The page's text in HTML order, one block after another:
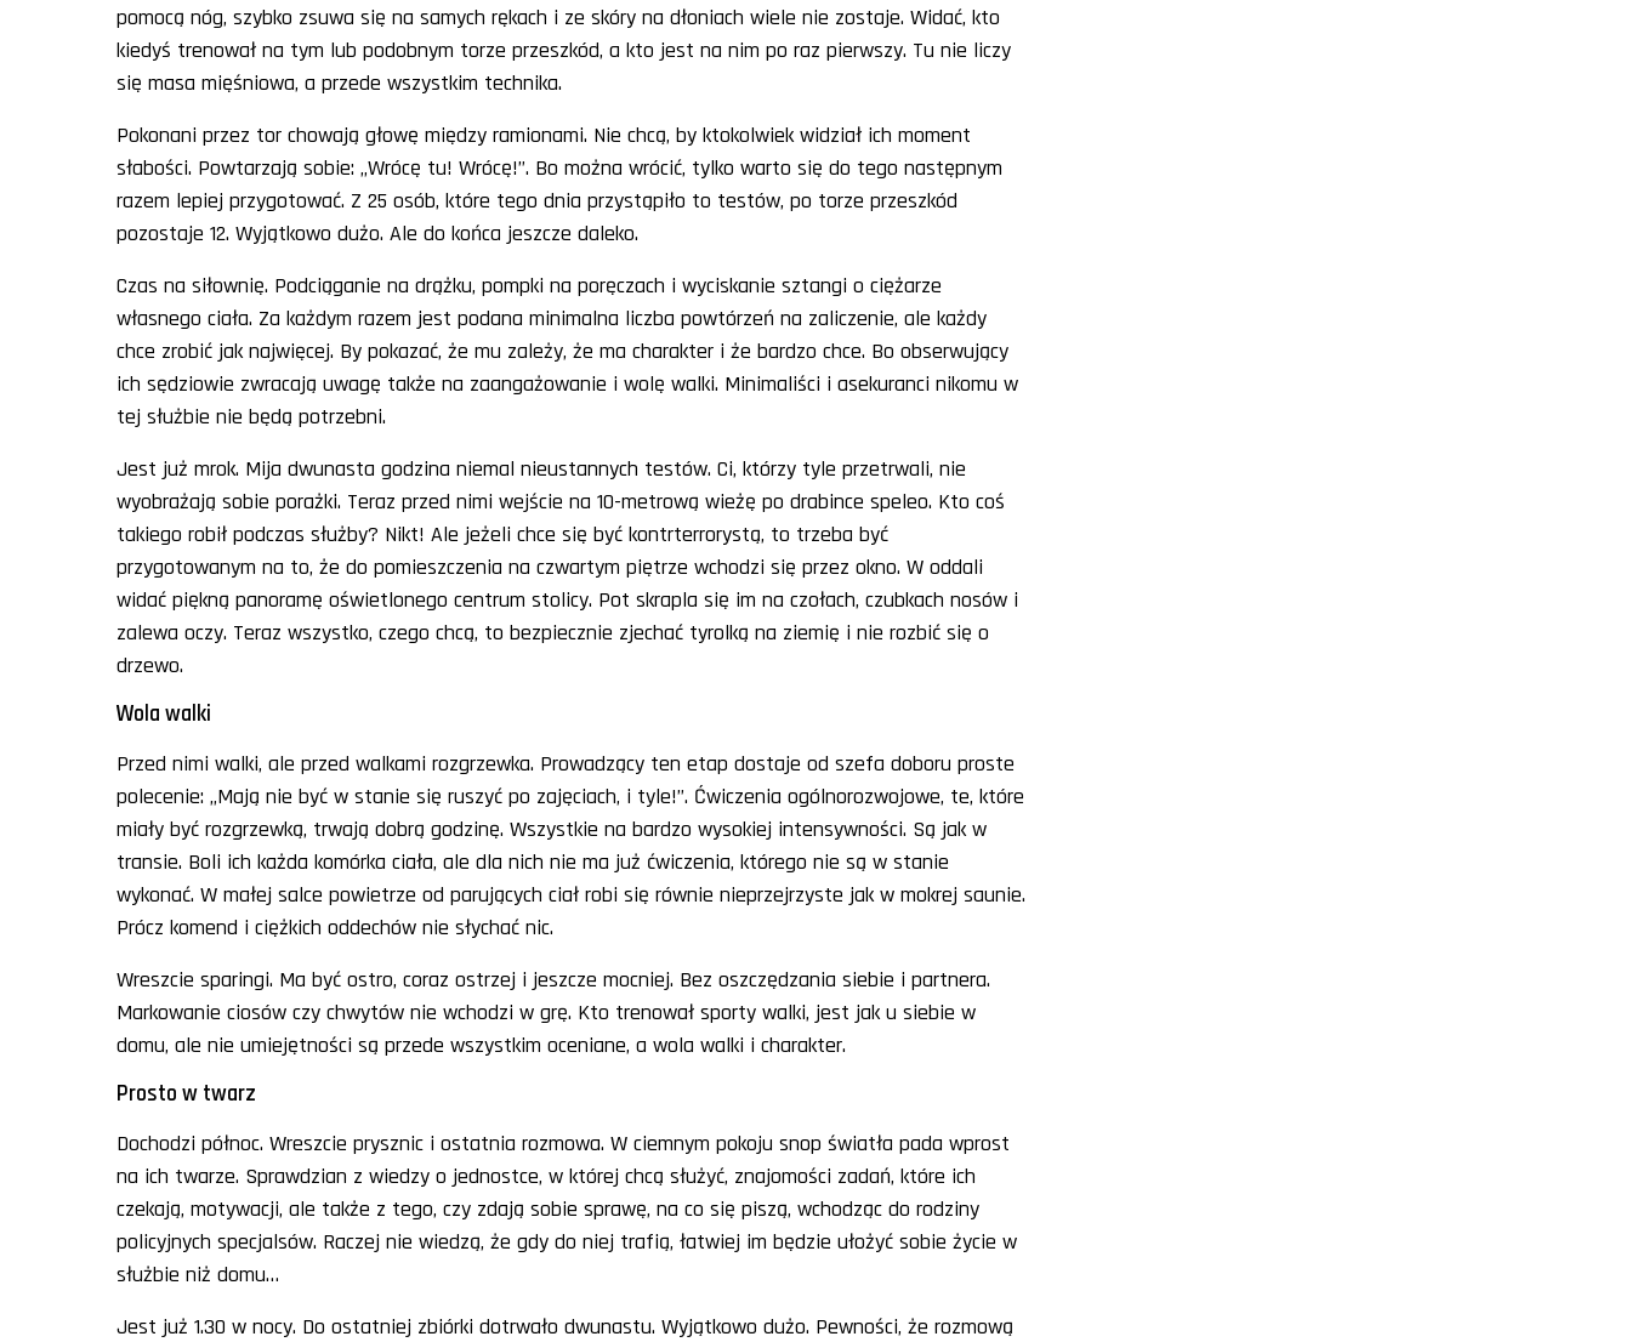
pomocą nóg, szybko zsuwa się na samych rękach i ze skóry na dłoniach wiele nie zostaje. Widać, kto
kiedyś trenował na tym lub podobnym torze przeszkód, a kto jest na nim po raz pierwszy. Tu nie liczy
się masa mięśniowa, a przede wszystkim technika.
Pokonani przez tor chowają głowę między ramionami. Nie chcą, by ktokolwiek widział ich moment
słabości. Powtarzają sobie: „Wrócę tu! Wrócę!”. Bo można wrócić, tylko warto się do tego następnym
razem lepiej przygotować. Z 25 osób, które tego dnia przystąpiło to testów, po torze przeszkód
pozostaje 12. Wyjątkowo dużo. Ale do końca jeszcze daleko.
Czas na siłownię. Podciąganie na drążku, pompki na poręczach i wyciskanie sztangi o ciężarze
własnego ciała. Za każdym razem jest podana minimalna liczba powtórzeń na zaliczenie, ale każdy
chce zrobić jak najwięcej. By pokazać, że mu zależy, że ma charakter i że bardzo chce. Bo obserwujący
ich sędziowie zwracają uwagę także na zaangażowanie i wolę walki. Minimaliści i asekuranci nikomu w
tej służbie nie będą potrzebni.
Jest już mrok. Mija dwunasta godzina niemal nieustannych testów. Ci, którzy tyle przetrwali, nie
wyobrażają sobie porażki. Teraz przed nimi wejście na 10-metrową wieżę po drabince speleo. Kto coś
takiego robił podczas służby? Nikt! Ale jeżeli chce się być kontrterrorystą, to trzeba być
przygotowanym na to, że do pomieszczenia na czwartym piętrze wchodzi się przez okno. W oddali
widać piękną panoramę oświetlonego centrum stolicy. Pot skrapla się im na czołach, czubkach nosów i
zalewa oczy. Teraz wszystko, czego chcą, to bezpiecznie zjechać tyrolką na ziemię i nie rozbić się o
drzewo.
Wola walki
Przed nimi walki, ale przed walkami rozgrzewka. Prowadzący ten etap dostaje od szefa doboru proste
polecenie: „Mają nie być w stanie się ruszyć po zajęciach, i tyle!”. Ćwiczenia ogólnorozwojowe, te, które
miały być rozgrzewką, trwają dobrą godzinę. Wszystkie na bardzo wysokiej intensywności. Są jak w
transie. Boli ich każda komórka ciała, ale dla nich nie ma już ćwiczenia, którego nie są w stanie
wykonać. W małej salce powietrze od parujących ciał robi się równie nieprzejrzyste jak w mokrej saunie.
Prócz komend i ciężkich oddechów nie słychać nic.
Wreszcie sparingi. Ma być ostro, coraz ostrzej i jeszcze mocniej. Bez oszczędzania siebie i partnera.
Markowanie ciosów czy chwytów nie wchodzi w grę. Kto trenował sporty walki, jest jak u siebie w
domu, ale nie umiejętności są przede wszystkim oceniane, a wola walki i charakter.
Prosto w twarz
Dochodzi północ. Wreszcie prysznic i ostatnia rozmowa. W ciemnym pokoju snop światła pada wprost
na ich twarze. Sprawdzian z wiedzy o jednostce, w której chcą służyć, znajomości zadań, które ich
czekają, motywacji, ale także z tego, czy zdają sobie sprawę, na co się piszą, wchodząc do rodziny
policyjnych specjalsów. Raczej nie wiedzą, że gdy do niej trafią, łatwiej im będzie ułożyć sobie życie w
służbie niż domu…
Jest już 1.30 w nocy. Do ostatniej zbiórki dotrwało dwunastu. Wyjątkowo dużo. Pewności, że rozmową